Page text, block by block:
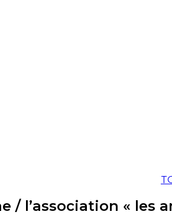
/ l’association « les